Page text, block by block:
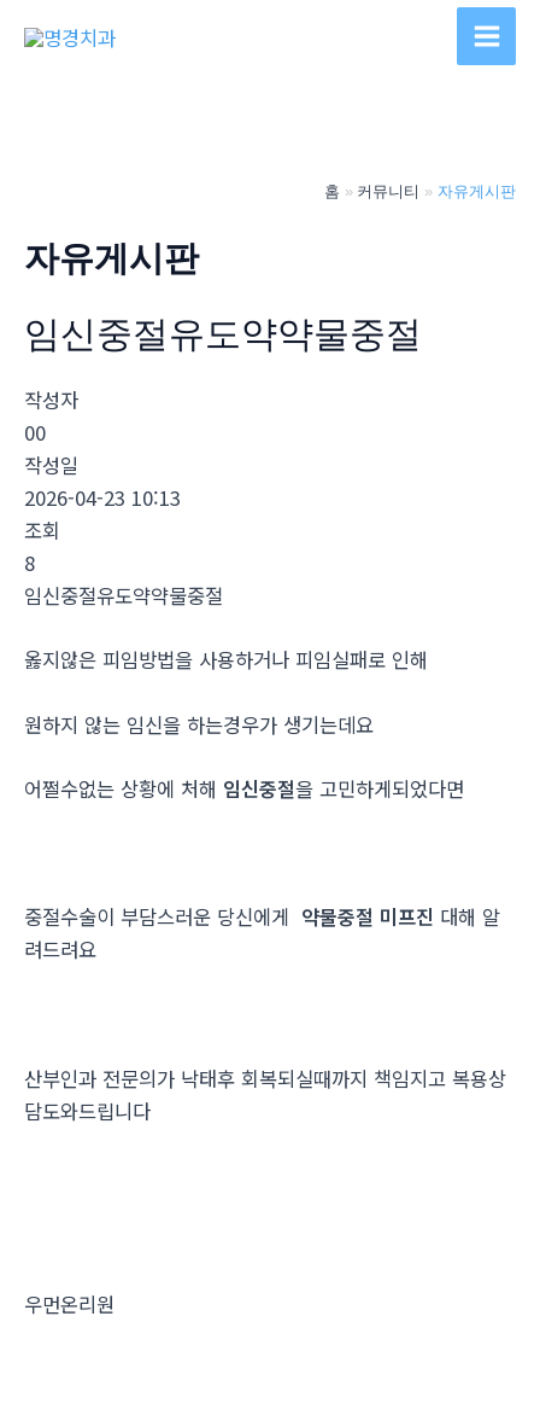
Main
홈 커뮤니티 자유게시판
자유게시판
임신중절유도약약물중절
작성자
00
작성일
2026-04-23 10:13
조회
8
임신중절유도약약물중절
옳지않은 피임방법을 사용하거나 피임실패로 인해
원하지 않는 임신을 하는경우가 생기는데요
어쩔수없는 상황에 처해 임신중절을 고민하게되었다면
중절수술이 부담스러운 당신에게 약물중절 미프진 대해 알
려드려요
산부인과 전문의가 낙태후 회복되실때까지 책임지고 복용상
담도와드립니다
우먼온리원